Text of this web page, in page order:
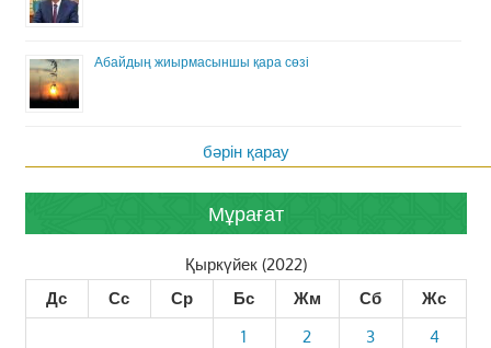
Абайдың жиырмасыншы қара сөзі
бәрін қарау
Мұрағат
Қыркүйек (2022)
Дс
Сс Ср Бс Жм Сб
Жс
1
2 3
4